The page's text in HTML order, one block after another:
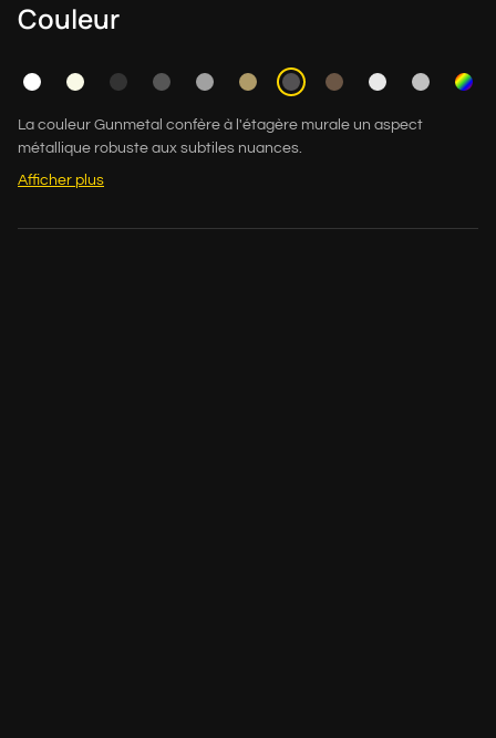
Couleur
La couleur Gunmetal confère à l'étagère murale un aspect
métallique robuste aux subtiles nuances.
Afficher plus